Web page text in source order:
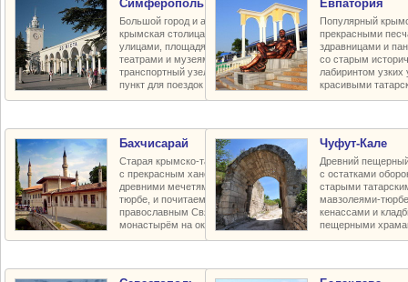
Симферополь
Большой город и административная
крымская столица с красивыми
улицами, площадями и парками,
театрами и музеями, крупный
транспортный узел и транзитный
пункт для поездок по региону
Евпатория
Популярный
прекрасными
здравницами и
со старым
лабиринтом узких
красивыми
Бахчисарай
Старая крымско-татарская столица
с прекрасным ханским дворцом,
древними мечетями и мавзолеями-
тюрбе, и почитаемым пещерным
православным Свято-Успенским
монастырём на окраине города
Чуфут-Кале
Древний
с остатками
старыми
мавзолеями-
кенассами и
пещерными